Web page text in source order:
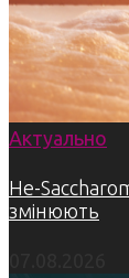
Актуально
Не-
змінюють